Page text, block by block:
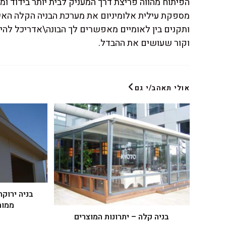
מספקת עילית אלומיניום את מערכת הבניה הקלה
ותקנים בין לאומיים מאפשרים לך הבונה\אדריכל
וקור שעושים את ההבדל.
אולי תאהב/י גם
בניה
בניה קלה – יתרונות המוצרים